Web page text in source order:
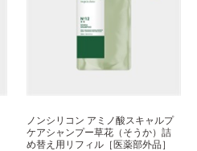
ノンシリコン アミノ酸スキャルプ
ケアシャンプー草花（そうか）詰
め替え用リフィル［医薬部外品］